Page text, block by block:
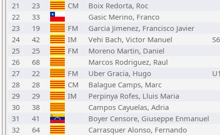
21
23 CM
Boix Redorta, Roc
22
33
Gasic Merino, Franco
23
19 FM
Garcia Jimenez, Francisco Javier
24
42 IM Vehi Bach, Victor Manuel
25
25 FM
Moreno Martin, Daniel
26
68
Marcos Rodriguez, Raul
27
22 FM Uber Gracia, Hugo
28
28 CM
Balague Camps, Marc
29
29 IM
Perpinya Rofes, Lluis Maria
30
38
Campos Cayuelas, Adria
31
41
Boyer Censore, Giuseppe Enmanuel
32
64
Carrasquer Alonso, Fernando